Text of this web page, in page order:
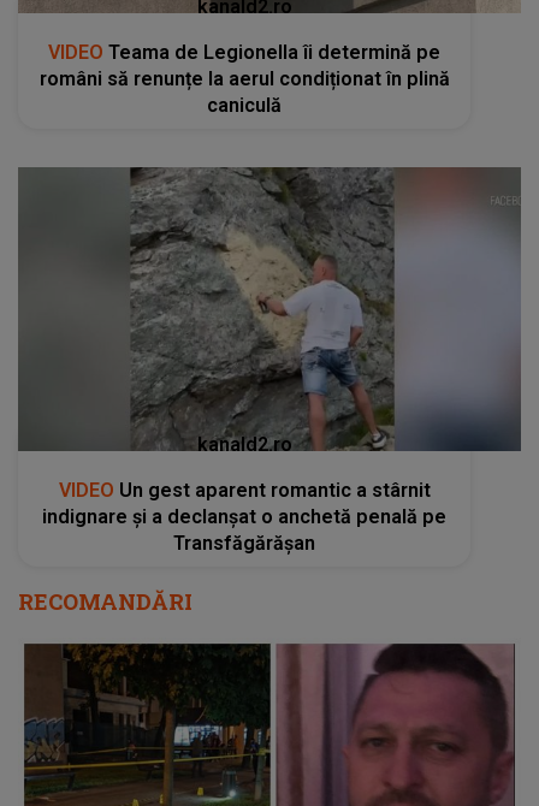
kanald2.ro
VIDEO Teama de Legionella îi determină pe
români să renunțe la aerul condiționat în plină
caniculă
kanald2.ro
VIDEO Un gest aparent romantic a stârnit
indignare și a declanșat o anchetă penală pe
Transfăgărășan
RECOMANDĂRI